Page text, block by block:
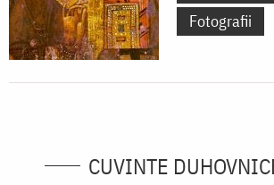
Fotografii
CUVINTE